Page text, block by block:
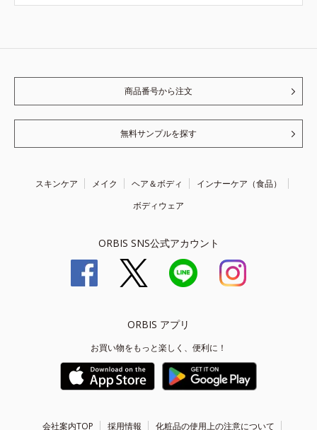
商品番号から注文
無料サンプルを探す
スキンケア メイク ヘア＆ボディ
インナーケア（食品）
ボディウェア
ORBIS SNS公式アカウント
ORBIS アプリ
お買い物をもっと楽しく、便利に！
会社案内TOP 採用情報 化粧品の使用上の注意について